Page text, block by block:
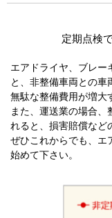
定期点検
エアドライヤ、ブレー
と、非整備車両との車
無駄な整備費用が増大
また、運送業の場合
れると、損害賠償など
ぜひこれからでも、エ
始めて下さい。